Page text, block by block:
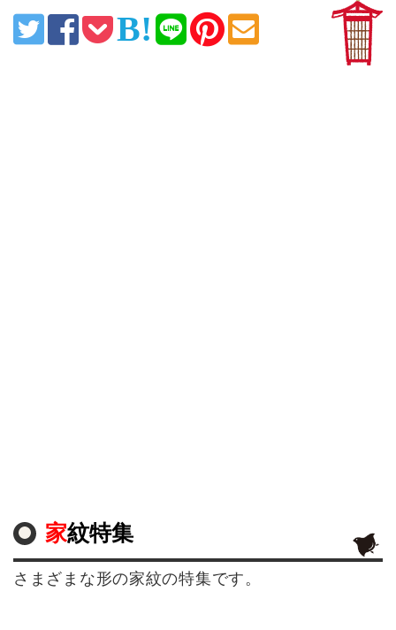
家紋特集
さまざまな形の家紋の特集です。